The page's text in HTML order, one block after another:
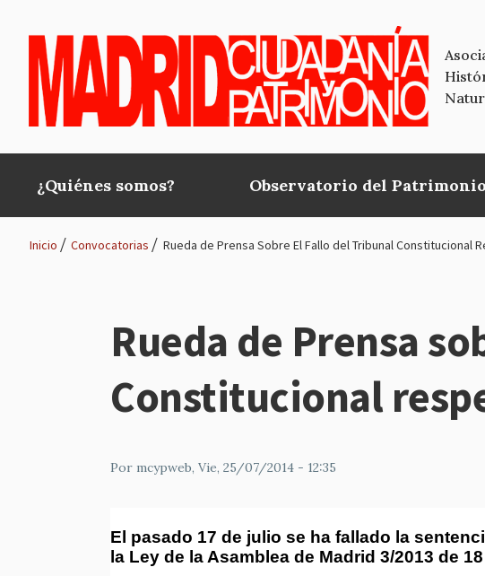
Main
navigation
¿Quiénes somos? Observatorio del Patrimonio
navegación
Inicio Convocatorias Rueda de Prensa Sobre El Fallo del Tribunal Constitucional
Rueda de Prensa
Constitucional
Por mcypweb, Vie, 25/07/2014 - 12:35
El pasado 17 de julio se ha fallado la
la Ley de la Asamblea de Madrid 3/2013 de